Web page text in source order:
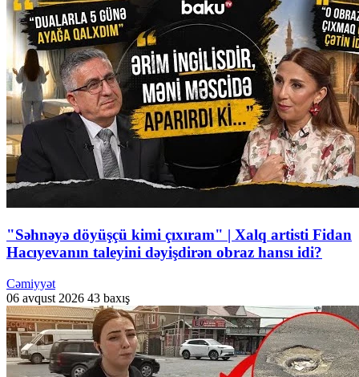
"Səhnəyə döyüşçü kimi çıxıram" | Xalq artisti Fidan
Hacıyevanın taleyini dəyişdirən obraz hansı idi?
Cəmiyyət
06 avqust 2026 43 baxış